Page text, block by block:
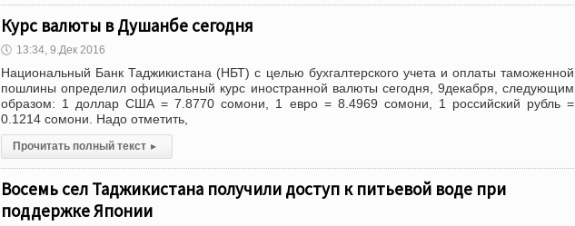
Курс валюты в Душанбе сегодня
🕔 13:34, 9.Дек 2016
Национальный Банк Таджикистана (НБТ) с целью бухгалтерского учета и оплаты таможенной
пошлины определил официальный курс иностранной валюты сегодня, 9декабря, следующим
образом: 1 доллар США = 7.8770 сомони, 1 евро = 8.4969 сомони, 1 российский рубль =
0.1214 сомони. Надо отметить,
Прочитать полный текст ▸
Восемь сел Таджикистана получили доступ к питьевой воде при
поддержке Японии